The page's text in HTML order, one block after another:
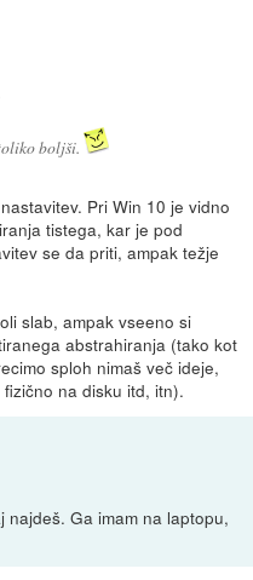
boljši.
Pri Win 10 je vidno
tistega, kar je pod
se da priti, ampak težje
slab, ampak vseeno si
abstrahiranja (tako kot
sploh nimaš več ideje,
na disku itd, itn).
najdeš. Ga imam na laptopu,